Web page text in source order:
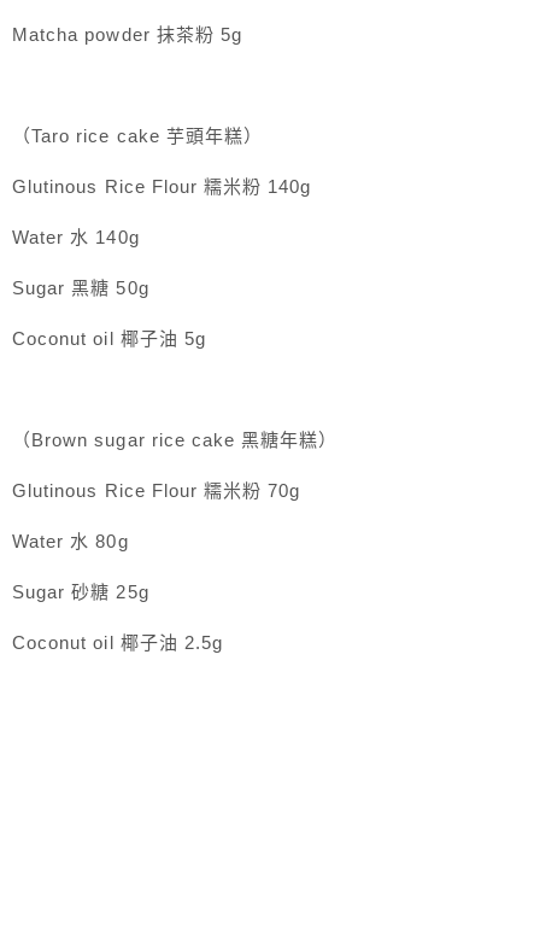
Matcha powder 抹茶粉 5g
（Taro rice cake 芋頭年糕）
Glutinous Rice Flour 糯米粉 140g
Water 水 140g
Sugar 黑糖 50g
Coconut oil 椰子油 5g
（Brown sugar rice cake 黑糖年糕）
Glutinous Rice Flour 糯米粉 70g
Water 水 80g
Sugar 砂糖 25g
Coconut oil 椰子油 2.5g